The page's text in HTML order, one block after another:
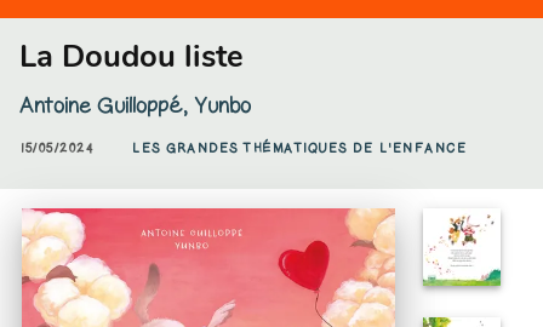
La Doudou liste
Antoine Guilloppé, Yunbo
15/05/2024 LES GRANDES THÉMATIQUES DE L'ENFANCE